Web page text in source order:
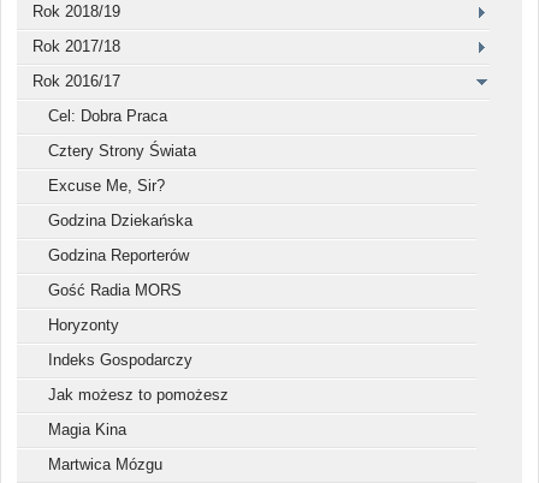
Rok 2018/19
Rok 2017/18
Rok 2016/17
Cel: Dobra Praca
Cztery Strony Świata
Excuse Me, Sir?
Godzina Dziekańska
Godzina Reporterów
Gość Radia MORS
Horyzonty
Indeks Gospodarczy
Jak możesz to pomożesz
Magia Kina
Martwica Mózgu